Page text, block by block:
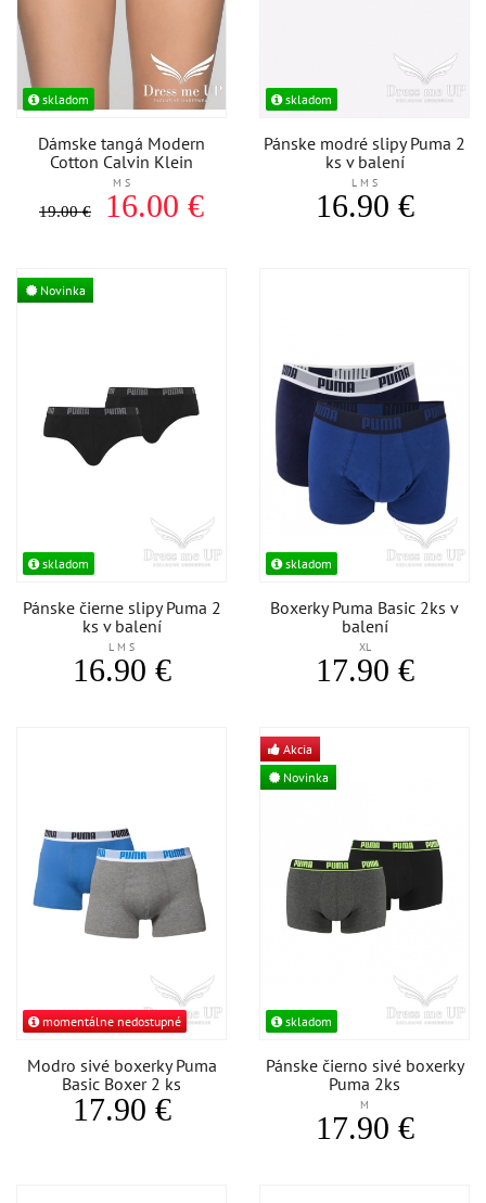
skladom
Dámske tangá Modern
Cotton Calvin Klein
M S
19.00 € 16.00 €
skladom
Pánske modré slipy Puma 2
ks v balení
L M S
16.90 €
Novinka
skladom
Pánske čierne slipy Puma 2
ks v balení
L M S
16.90 €
skladom
Boxerky Puma Basic 2ks v
balení
XL
17.90 €
momentálne nedostupné
Modro sivé boxerky Puma
Basic Boxer 2 ks
17.90 €
Akcia
Novinka
skladom
Pánske čierno sivé boxerky
Puma 2ks
M
17.90 €